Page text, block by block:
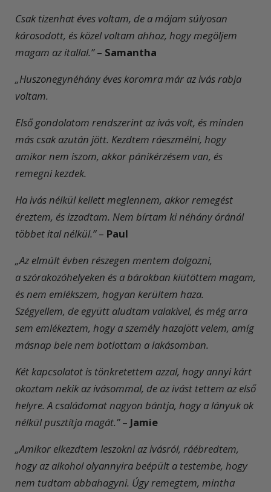
Csak tizenhat éves voltam, de a májam súlyosan
károsodott, és közel voltam ahhoz, hogy megöljem
magam az itallal.”– Samantha
„Huszonegynéhány éves koromra már az ivás rabja
voltam.
Első gondolatom rendszerint az ivás volt, és minden
más csak azután jött. Kezdtem ráeszmélni, hogy
amikor nem iszom, akkor pánikérzésem van, és
remegni kezdek.
Ha ivás nélkül kellett meglennem, akkor remegést
éreztem, és izzadtam. Nem bírtam ki néhány óránál
többet ital nélkül.”– Paul
„Az elmúlt évben részegen mentem dolgozni,
a szórakozóhelyeken és a bárokban kiütöttem magam,
és nem emlékszem, hogyan kerültem haza.
Szégyellem, de együtt aludtam valakivel, és még arra
sem emlékeztem, hogy a személy hazajött velem, amíg
másnap bele nem botlottam a lakásomban.
Két kapcsolatot is tönkretettem azzal, hogy annyi kárt
okoztam nekik az ivásommal, de az ivást tettem az első
helyre. A családomat nagyon bántja, hogy a lányuk ok
nélkül pusztítja magát.”– Jamie
„Amikor elkezdtem leszokni az ivásról, ráébredtem,
hogy az alkohol olyannyira beépült a testembe, hogy
nem tudtam abbahagyni. Úgy remegtem, mintha